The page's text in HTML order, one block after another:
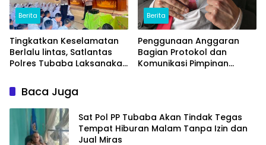
Berita
Tingkatkan Keselamatan
Berlalu lintas, Satlantas
Polres Tubaba Laksanakan
School di SMAN 1 Tumijajar
Berita
Penggunaan Anggaran
Bagian Protokol dan
Komunikasi Pimpinan
Baca Juga
Sat Pol PP Tubaba Akan Tindak Tegas
Tempat Hiburan Malam Tanpa Izin dan
Jual Miras